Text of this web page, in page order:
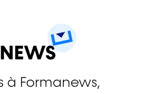
à Formanews,